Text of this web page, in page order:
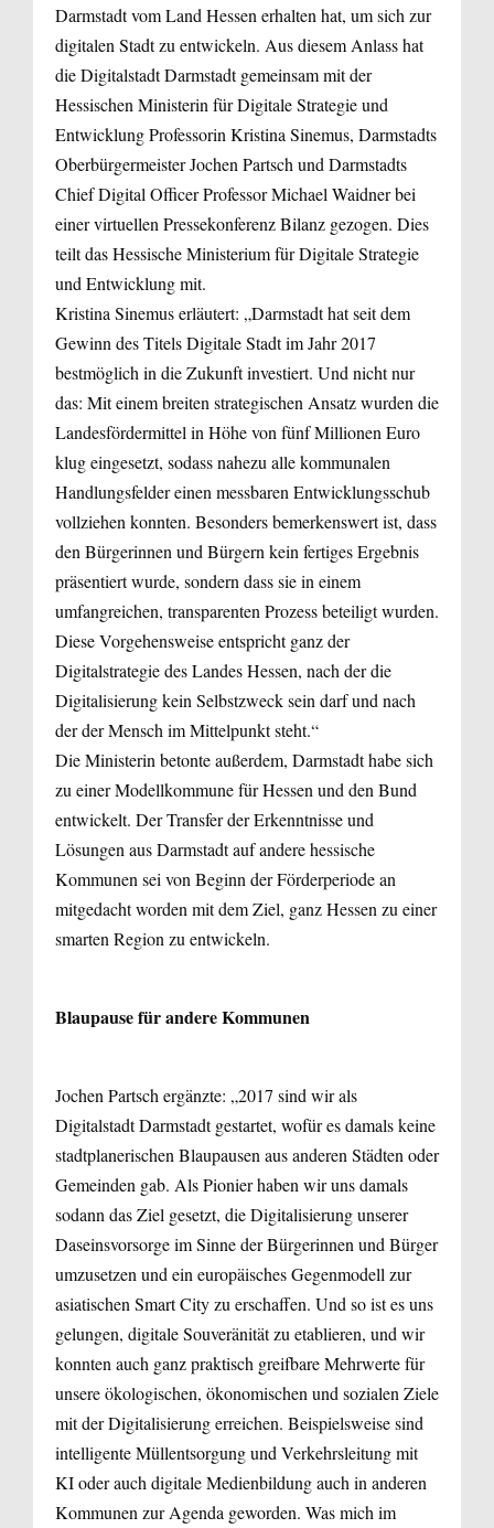
Darmstadt vom Land Hessen erhalten hat, um sich zur
digitalen Stadt zu entwickeln. Aus diesem Anlass hat
die Digitalstadt Darmstadt gemeinsam mit der
Hessischen Ministerin für Digitale Strategie und
Entwicklung Professorin Kristina Sinemus, Darmstadts
Oberbürgermeister Jochen Partsch und Darmstadts
Chief Digital Officer Professor Michael Waidner bei
einer virtuellen Pressekonferenz Bilanz gezogen. Dies
teilt das Hessische Ministerium für Digitale Strategie
und Entwicklung mit.
Kristina Sinemus erläutert: „Darmstadt hat seit dem
Gewinn des Titels Digitale Stadt im Jahr 2017
bestmöglich in die Zukunft investiert. Und nicht nur
das: Mit einem breiten strategischen Ansatz wurden die
Landesfördermittel in Höhe von fünf Millionen Euro
klug eingesetzt, sodass nahezu alle kommunalen
Handlungsfelder einen messbaren Entwicklungsschub
vollziehen konnten. Besonders bemerkenswert ist, dass
den Bürgerinnen und Bürgern kein fertiges Ergebnis
präsentiert wurde, sondern dass sie in einem
umfangreichen, transparenten Prozess beteiligt wurden.
Diese Vorgehensweise entspricht ganz der
Digitalstrategie des Landes Hessen, nach der die
Digitalisierung kein Selbstzweck sein darf und nach
der der Mensch im Mittelpunkt steht.“
Die Ministerin betonte außerdem, Darmstadt habe sich
zu einer Modellkommune für Hessen und den Bund
entwickelt. Der Transfer der Erkenntnisse und
Lösungen aus Darmstadt auf andere hessische
Kommunen sei von Beginn der Förderperiode an
mitgedacht worden mit dem Ziel, ganz Hessen zu einer
smarten Region zu entwickeln.
Blaupause für andere Kommunen
Jochen Partsch ergänzte: „2017 sind wir als
Digitalstadt Darmstadt gestartet, wofür es damals keine
stadtplanerischen Blaupausen aus anderen Städten oder
Gemeinden gab. Als Pionier haben wir uns damals
sodann das Ziel gesetzt, die Digitalisierung unserer
Daseinsvorsorge im Sinne der Bürgerinnen und Bürger
umzusetzen und ein europäisches Gegenmodell zur
asiatischen Smart City zu erschaffen. Und so ist es uns
gelungen, digitale Souveränität zu etablieren, und wir
konnten auch ganz praktisch greifbare Mehrwerte für
unsere ökologischen, ökonomischen und sozialen Ziele
mit der Digitalisierung erreichen. Beispielsweise sind
intelligente Müllentsorgung und Verkehrsleitung mit
KI oder auch digitale Medienbildung auch in anderen
Kommunen zur Agenda geworden. Was mich im